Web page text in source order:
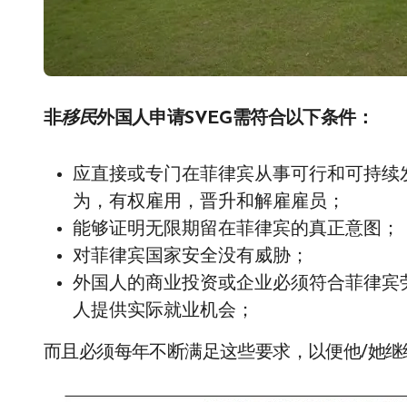
非移民外国人申请SVEG需符合以下条件：
应直接或专门在菲律宾从事可行和可持
为，有权雇用，晋升和解雇雇员；
能够证明无限期留在菲律宾的真正意图；
对菲律宾国家安全没有威胁；
外国人的商业投资或企业必须符合菲律
人提供实际就业机会；
而且必须每年不断满足这些要求，以便他/她继